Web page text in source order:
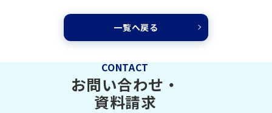
一覧へ戻る
CONTACT
お問い合わせ・
資料請求